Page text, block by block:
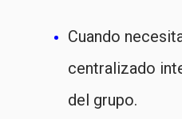
Cuando
centralizado
del grupo.